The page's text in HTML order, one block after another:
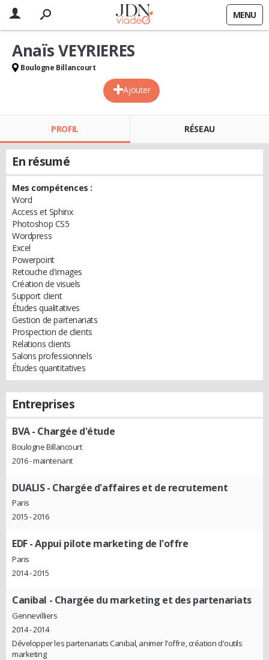
MENU
Ajouter
Anaïs VEYRIERES
Boulogne Billancourt
PROFIL RÉSEAU
En résumé
Mes compétences :
Word
Access et Sphinx
Photoshop CS5
Wordpress
Excel
Powerpoint
Retouche d'images
Création de visuels
Support client
Études qualitatives
Gestion de partenariats
Prospection de clients
Relations clients
Salons professionnels
Études quantitatives
Entreprises
BVA- Chargée d'étude
Boulogne Billancourt
2016 - maintenant
DUALIS- Chargée d'affaires et de recrutement
Paris
2015 - 2016
EDF- Appui pilote marketing de l'offre
Paris
2014 - 2015
Canibal - Chargée du marketing et des partenariats
Gennevilliers
2014 - 2014
Développer les partenariats Canibal, animer l'offre, création d'outils
marketing